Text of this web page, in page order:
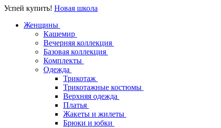
Успей купить! Новая школа
Женщины
Кашемир
Вечерняя коллекция
Базовая коллекция
Комплекты
Одежда
Трикотаж
Трикотажные костюмы
Верхняя одежда
Платья
Жакеты и жилеты
Брюки и юбки